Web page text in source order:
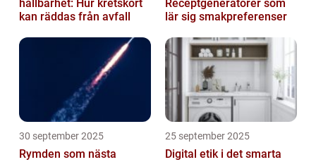
hållbarhet: Hur kretskort
kan räddas från avfall
Receptgeneratorer som
lär sig smakpreferenser
30 september 2025
Rymden som nästa
25 september 2025
Digital etik i det smarta